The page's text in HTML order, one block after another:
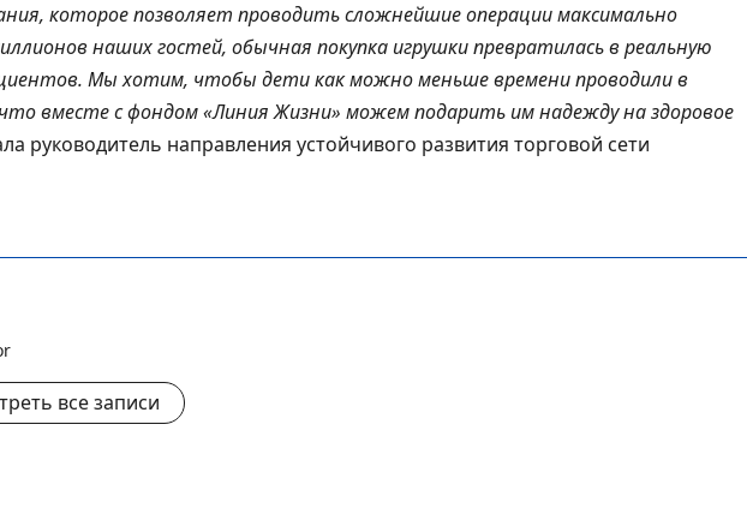
которое позволяет проводить сложнейшие операции максимально
наших гостей, обычная покупка игрушки превратилась в реальную
Мы хотим, чтобы дети как можно меньше времени проводили в
вместе с фондом «Линия Жизни» можем подарить им надежду на здоровое
руководитель направления устойчивого развития торговой сети
все записи